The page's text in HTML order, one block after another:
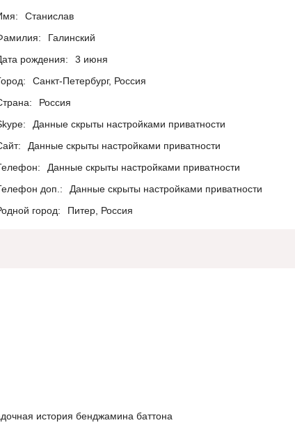
Станислав
Галинский
рождения:
3 июня
Санкт-Петербург, Россия
Россия
Данные скрыты настройками приватности
Данные скрыты настройками приватности
Данные скрыты настройками приватности
доп.:
Данные скрыты настройками приватности
город:
Питер, Россия
история бенджамина баттона